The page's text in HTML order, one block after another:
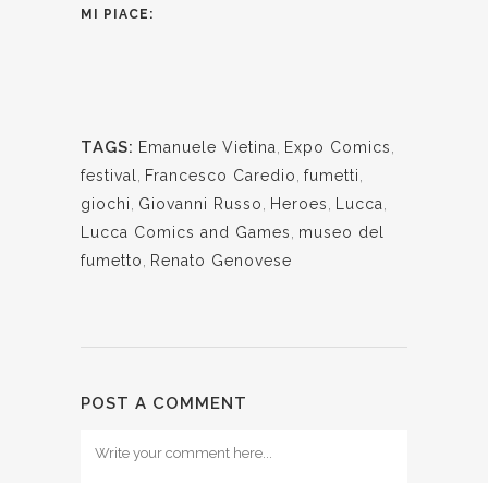
MI PIACE:
TAGS: Emanuele Vietina Expo Comics
festival
Francesco Caredio fumetti
giochi
Giovanni Russo Heroes Lucca
Lucca Comics and Games
museo del
fumetto
Renato Genovese
POST A COMMENT